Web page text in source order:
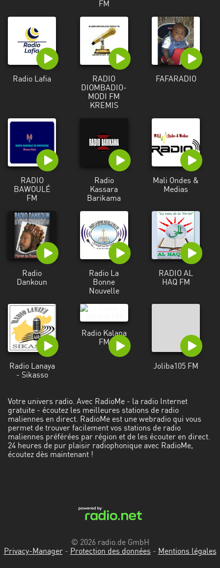
FM
Radio Lafia
RADIO
DIOMBADIO-
MODI FM
KREMIS
FAFARADIO
RADIO
BAWOULÉ
FM
Radio
Kassara
Barikama
Mali Ondes &
Medias
Radio
Dankoun
Radio La
Bonne
Nouvelle
RADIO AL
HAQ FM
Radio Lanaya
- Sikasso
Radio Kalana
FM
Joliba105 FM
Votre univers radio. Avec RadioMe - la radio Internet
gratuite - écoutez les meilleures stations de radio
maliennes en direct. RadioMe est une webradio qui vous
permet de trouver facilement vos stations de radio
maliennes préférées par région et de les écouter en direct.
24 heures de pur plaisir radiophonique avec RadioMe,
écoutez dès maintenant !
© 2026 radio.de GmbH
Privacy-Manager- Protection des données - Mentions légales